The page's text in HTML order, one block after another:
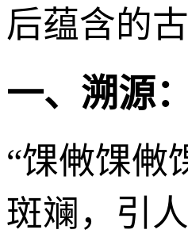
后蕴含的
一、溯源
“馃敒馃敒
斑斓，引